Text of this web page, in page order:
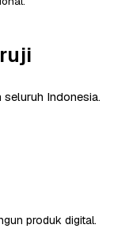
Indonesia.
produk digital.